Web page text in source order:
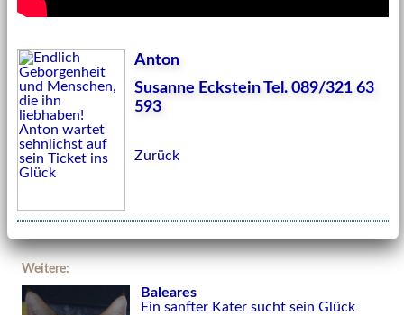
Anton
Susanne Eckstein Tel. 089/321 63
593
Zurück
Weitere:
Baleares
Ein sanfter Kater sucht sein Glück